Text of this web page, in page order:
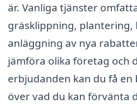
är. Vanliga tjänster
gräsklippning, plantering,
anläggning av nya
jämföra olika företag och
erbjudanden kan du få en
över vad du kan förvänta